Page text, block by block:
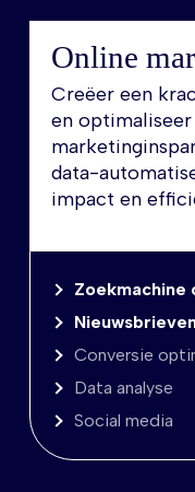
Online
Creëer een
en
data-
impact en
Zoekmachine
Conversie
Data analyse
Social media